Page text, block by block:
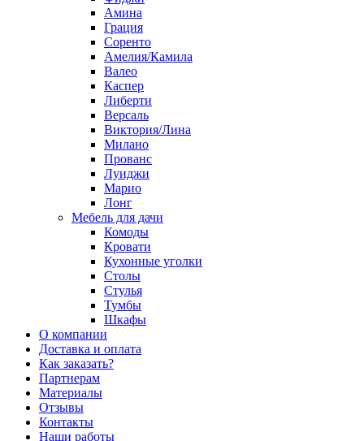
Амина
Грация
Соренто
Амелия/Камила
Валео
Каспер
Либерти
Версаль
Виктория/Лина
Милано
Прованс
Луиджи
Марио
Лонг
Мебель для дачи
Комоды
Кровати
Кухонные уголки
Столы
Стулья
Тумбы
Шкафы
О компании
Доставка и оплата
Как заказать?
Партнерам
Материалы
Отзывы
Контакты
Наши работы